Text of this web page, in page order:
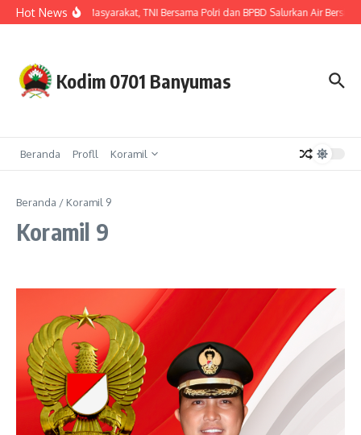
Lewati ke konten
Hot News
Hadir untuk Masyarakat, TNI Bersama Polri dan BPBD Salurkan Air Bersih
Kodim 0701 Banyumas
Beranda Profll Koramil
Beranda / Koramil 9
Koramil 9